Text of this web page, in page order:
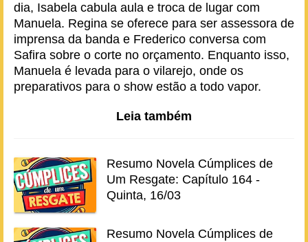
dia, Isabela cabula aula e troca de lugar com
Manuela. Regina se oferece para ser assessora de
imprensa da banda e Frederico conversa com
Safira sobre o corte no orçamento. Enquanto isso,
Manuela é levada para o vilarejo, onde os
preparativos para o show estão a todo vapor.
Leia também
Resumo Novela Cúmplices de
Um Resgate: Capítulo 164 -
Quinta, 16/03
Resumo Novela Cúmplices de